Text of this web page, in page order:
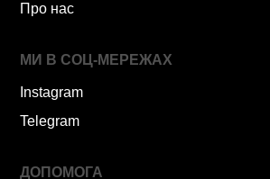
Про нас
МИ В СОЦ-МЕРЕЖАХ
Instagram
Telegram
ДОПОМОГА